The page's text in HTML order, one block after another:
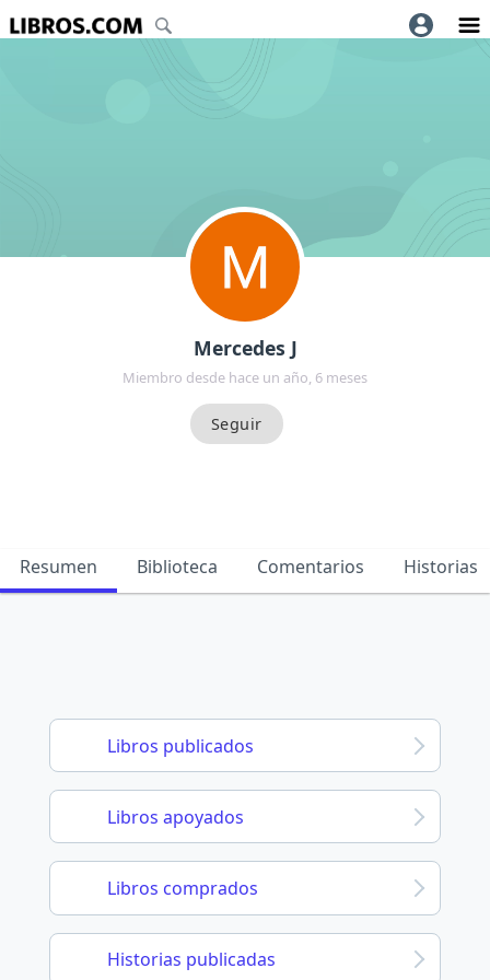
Mercedes J
Miembro desde hace un año, 6 meses
Resumen Biblioteca Comentarios Historias
Libros publicados
Libros apoyados
Libros comprados
Historias publicadas